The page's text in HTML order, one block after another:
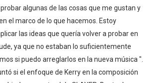
algunas de las cosas que me gustan y
el marco de lo que hacemos. Estoy
las ideas que quería volver a probar en
ya que no estaban lo suficientemente
si puedo arreglarlos en la nueva música ".
si el enfoque de Kerry en la composición